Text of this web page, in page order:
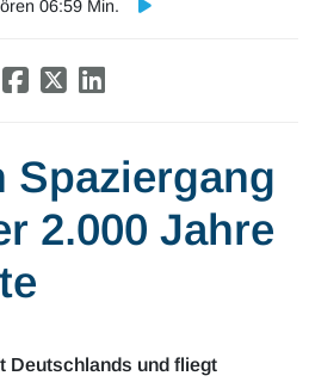
& Konsum
& Reisen
Relations
06:59 Min.
Spaziergang
2.000 Jahre
Deutschlands und fliegt